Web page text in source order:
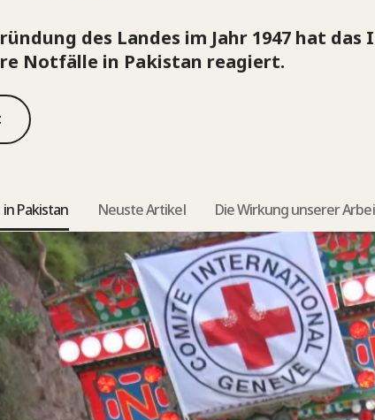
des Landes im Jahr 1947 hat das
Notfälle in Pakistan reagiert.
Pakistan Neuste Artikel Die Wirkung unserer